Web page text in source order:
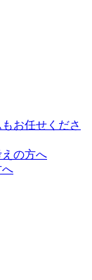
お任せくださ
の方へ
へ